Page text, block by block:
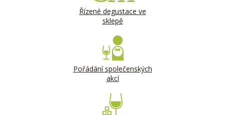
Řízené degustace ve
sklepě
Pořádání společenských
akcí